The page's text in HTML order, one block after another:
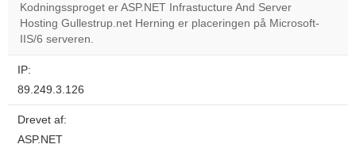
own this
website?
Kodningssproget er ASP.NET Infrastucture And Server
Hosting Gullestrup.net Herning er placeringen på Microsoft-
IIS/6 serveren.
IP:
89.249.3.126
Drevet af:
ASP.NET